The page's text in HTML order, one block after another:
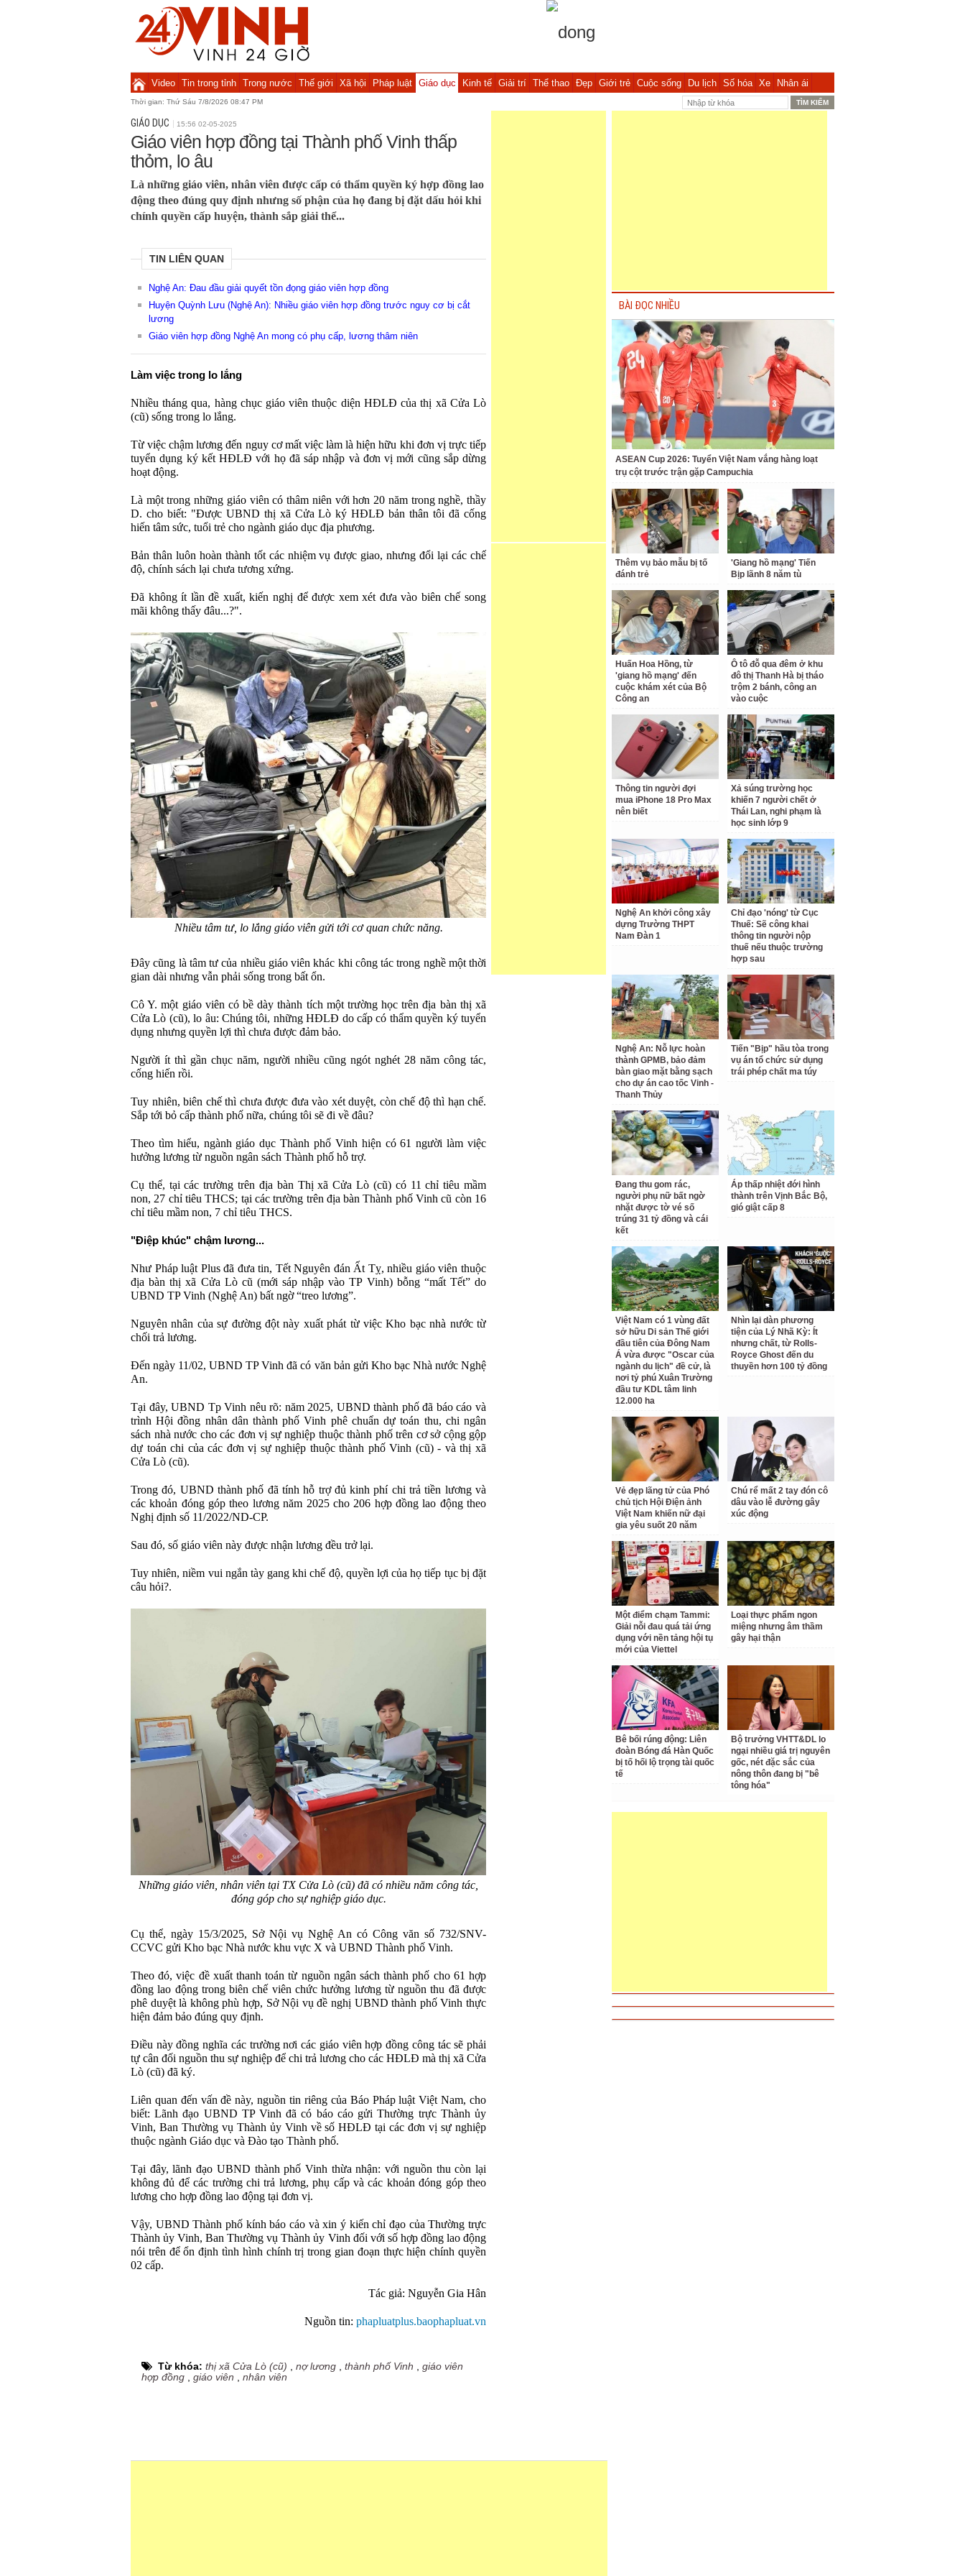
Video Tin trong tỉnh Trong nước Thế giới Xã hội Pháp luật Giáo dục Kinh tế Giải trí Thể thao Đẹp Giới trẻ Cuộc sống Du lịch Số hóa Xe Nhân ái
Thời gian: Thứ Sáu 7/8/2026 08:47 PM
GIÁO DỤC 15:56 02-05-2025
Giáo viên hợp đồng tại Thành phố Vinh thấp
thỏm, lo âu
Là những giáo viên, nhân viên được cấp có thẩm quyền ký hợp đồng lao
động theo đúng quy định nhưng số phận của họ đang bị đặt dấu hỏi khi
chính quyền cấp huyện, thành sắp giải thể...
TIN LIÊN QUAN
Nghệ An: Đau đầu giải quyết tồn đọng giáo viên hợp đồng
Huyện Quỳnh Lưu (Nghệ An): Nhiều giáo viên hợp đồng trước nguy cơ bị cắt
lương
Giáo viên hợp đồng Nghệ An mong có phụ cấp, lương thâm niên
Làm việc trong lo lắng
Nhiều tháng qua, hàng chục giáo viên thuộc diện HĐLĐ của thị xã Cửa Lò
(cũ) sống trong lo lắng.
Từ việc chậm lương đến nguy cơ mất việc làm là hiện hữu khi đơn vị trực tiếp
tuyển dụng ký kết HĐLĐ với họ đã sáp nhập và đơn vị mới cũng sắp dừng
hoạt động.
Là một trong những giáo viên có thâm niên với hơn 20 năm trong nghề, thầy
D. cho biết: "Được UBND thị xã Cửa Lò ký HĐLĐ bản thân tôi đã cống
hiến tâm sức, tuổi trẻ cho ngành giáo dục địa phương.
Bản thân luôn hoàn thành tốt các nhiệm vụ được giao, nhưng đổi lại các chế
độ, chính sách lại chưa tương xứng.
Đã không ít lần đề xuất, kiến nghị để được xem xét đưa vào biên chế song
mãi không thấy đâu...?".
Nhiều tâm tư, lo lắng giáo viên gửi tới cơ quan chức năng.
Đây cũng là tâm tư của nhiều giáo viên khác khi công tác trong nghề một thời
gian dài nhưng vẫn phải sống trong bất ổn.
Cô Y. một giáo viên có bề dày thành tích một trường học trên địa bàn thị xã
Cửa Lò (cũ), lo âu: Chúng tôi, những HĐLĐ do cấp có thẩm quyền ký tuyển
dụng nhưng quyền lợi thì chưa được đảm bảo.
Người ít thì gần chục năm, người nhiều cũng ngót nghét 28 năm công tác,
cống hiến rồi.
Tuy nhiên, biên chế thì chưa được đưa vào xét duyệt, còn chế độ thì hạn chế.
Sắp tới bỏ cấp thành phố nữa, chúng tôi sẽ đi về đâu?
Theo tìm hiểu, ngành giáo dục Thành phố Vinh hiện có 61 người làm việc
hưởng lương từ nguồn ngân sách Thành phố hỗ trợ.
Cụ thể, tại các trường trên địa bàn Thị xã Cửa Lò (cũ) có 11 chỉ tiêu mầm
non, 27 chỉ tiêu THCS; tại các trường trên địa bàn Thành phố Vinh cũ còn 16
chỉ tiêu mầm non, 7 chỉ tiêu THCS.
"Điệp khúc" chậm lương...
Như Pháp luật Plus đã đưa tin, Tết Nguyên đán Ất Tỵ, nhiều giáo viên thuộc
địa bàn thị xã Cửa Lò cũ (mới sáp nhập vào TP Vinh) bỗng “mất Tết” do
UBND TP Vinh (Nghệ An) bất ngờ “treo lương”.
Nguyên nhân của sự đường đột này xuất phát từ việc Kho bạc nhà nước từ
chối trả lương.
Đến ngày 11/02, UBND TP Vinh đã có văn bản gửi Kho bạc Nhà nước Nghệ
An.
Tại đây, UBND Tp Vinh nêu rõ: năm 2025, UBND thành phố đã báo cáo và
trình Hội đồng nhân dân thành phố Vinh phê chuẩn dự toán thu, chi ngân
sách nhà nước cho các đơn vị sự nghiệp thuộc thành phố trên cơ sở cộng gộp
dự toán chi của các đơn vị sự nghiệp thuộc thành phố Vinh (cũ) - và thị xã
Cửa Lò (cũ).
Trong đó, UBND thành phố đã tính hỗ trợ đủ kinh phí chi trả tiền lương và
các khoản đóng góp theo lương năm 2025 cho 206 hợp đồng lao động theo
Nghị định số 11/2022/ND-CP.
Sau đó, số giáo viên này được nhận lương đều trở lại.
Tuy nhiên, niềm vui ngắn tày gang khi chế độ, quyền lợi của họ tiếp tục bị đặt
câu hỏi?.
Những giáo viên, nhân viên tại TX Cửa Lò (cũ) đã có nhiều năm công tác,
đóng góp cho sự nghiệp giáo dục.
Cụ thể, ngày 15/3/2025, Sở Nội vụ Nghệ An có Công văn số 732/SNV-
CCVC gửi Kho bạc Nhà nước khu vực X và UBND Thành phố Vinh.
Theo đó, việc đề xuất thanh toán từ nguồn ngân sách thành phố cho 61 hợp
đồng lao động trong biên chế viên chức hưởng lương từ nguồn thu đã được
phê duyệt là không phù hợp, Sở Nội vụ đề nghị UBND thành phố Vinh thực
hiện đảm bảo đúng quy định.
Điều này đồng nghĩa các trường nơi các giáo viên hợp đồng công tác sẽ phải
tự cân đối nguồn thu sự nghiệp để chi trả lương cho các HĐLĐ mà thị xã Cửa
Lò (cũ) đã ký.
Liên quan đến vấn đề này, nguồn tin riêng của Báo Pháp luật Việt Nam, cho
biết: Lãnh đạo UBND TP Vinh đã có báo cáo gửi Thường trực Thành ủy
Vinh, Ban Thường vụ Thành ủy Vinh về số HĐLĐ tại các đơn vị sự nghiệp
thuộc ngành Giáo dục và Đào tạo Thành phố.
Tại đây, lãnh đạo UBND thành phố Vinh thừa nhận: với nguồn thu còn lại
không đủ để các trường chi trả lương, phụ cấp và các khoản đóng góp theo
lương cho hợp đồng lao động tại đơn vị.
Vậy, UBND Thành phố kính báo cáo và xin ý kiến chỉ đạo của Thường trực
Thành ủy Vinh, Ban Thường vụ Thành ủy Vinh đối với số hợp đồng lao động
nói trên để ổn định tình hình chính trị trong gian đoạn thực hiện chính quyền
02 cấp.
Tác giả: Nguyễn Gia Hân
Nguồn tin: phapluatplus.baophapluat.vn
Từ khóa: thị xã Cửa Lò (cũ) nợ lương thành phố Vinh
giáo viên
hợp đồng
giáo viên nhân viên
BÀI ĐỌC NHIỀU
ASEAN Cup 2026: Tuyển Việt Nam vắng hàng loạt
trụ cột trước trận gặp Campuchia
Thêm vụ bảo mẫu bị tố
đánh trẻ
'Giang hồ mạng' Tiến
Bịp lãnh 8 năm tù
Huấn Hoa Hồng, từ
'giang hồ mạng' đến
cuộc khám xét của Bộ
Công an
Ô tô đỗ qua đêm ở khu
đô thị Thanh Hà bị tháo
trộm 2 bánh, công an
vào cuộc
Thông tin người đợi
mua iPhone 18 Pro Max
nên biết
Xả súng trường học
khiến 7 người chết ở
Thái Lan, nghi phạm là
học sinh lớp 9
Nghệ An khởi công xây
dựng Trường THPT
Nam Đàn 1
Chỉ đạo 'nóng' từ Cục
Thuế: Sẽ công khai
thông tin người nộp
thuế nếu thuộc trường
hợp sau
Nghệ An: Nỗ lực hoàn
thành GPMB, bảo đảm
bàn giao mặt bằng sạch
cho dự án cao tốc Vinh -
Thanh Thủy
Tiến "Bịp" hầu tòa trong
vụ án tổ chức sử dụng
trái phép chất ma túy
Đang thu gom rác,
người phụ nữ bất ngờ
nhặt được tờ vé số
trúng 31 tỷ đồng và cái
kết
Áp thấp nhiệt đới hình
thành trên Vịnh Bắc Bộ,
gió giật cấp 8
Việt Nam có 1 vùng đất
sở hữu Di sản Thế giới
đầu tiên của Đông Nam
Á vừa được "Oscar của
ngành du lịch" đề cử, là
nơi tỷ phú Xuân Trường
đầu tư KDL tâm linh
12.000 ha
Nhìn lại dàn phương
tiện của Lý Nhã Kỳ: Ít
nhưng chất, từ Rolls-
Royce Ghost đến du
thuyền hơn 100 tỷ đồng
Vẻ đẹp lãng tử của Phó
chủ tịch Hội Điện ảnh
Việt Nam khiến nữ đại
gia yêu suốt 20 năm
Chú rể mất 2 tay đón cô
dâu vào lễ đường gây
xúc động
Một điểm chạm Tammi:
Giải nỗi đau quá tải ứng
dụng với nền tảng hội tụ
mới của Viettel
Loại thực phẩm ngon
miệng nhưng âm thầm
gây hại thận
Bê bối rúng động: Liên
đoàn Bóng đá Hàn Quốc
bị tố hối lộ trọng tài quốc
tế
Bộ trưởng VHTT&DL lo
ngại nhiều giá trị nguyên
gốc, nét đặc sắc của
nông thôn đang bị "bê
tông hóa"